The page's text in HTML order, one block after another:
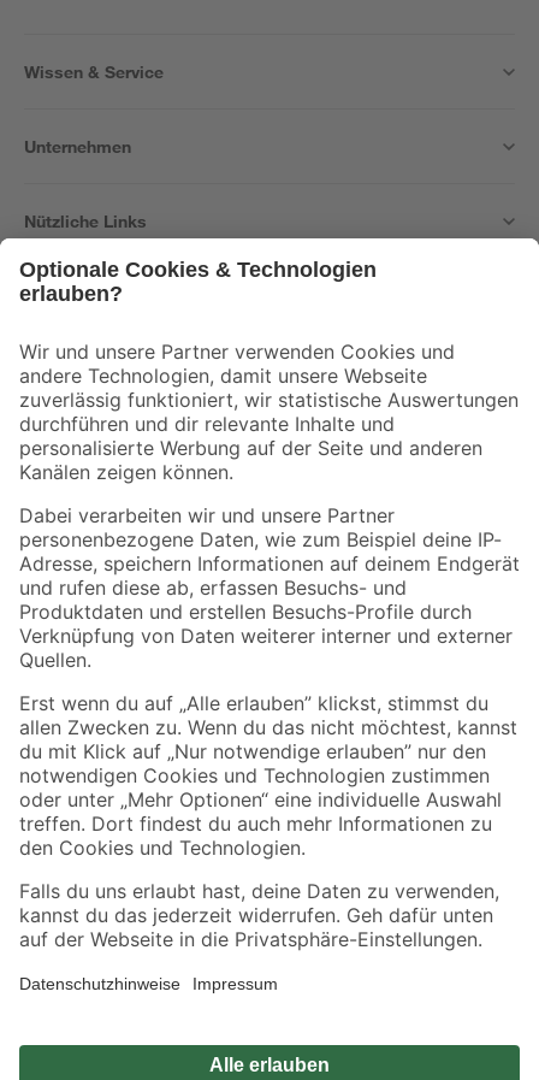
Wissen & Service
Unternehmen
Nützliche Links
Der toom Newsletter: Keine Angebote und Aktionen mehr verpassen!
Zur Newsletter Anmeldung
Folge uns
Zahlungsarten Versandarten
Sicher einkaufen
Jetzt die toom-App herunterladen
Alle Preisangaben in EUR inkl. gesetzl. MwSt.. Die dargestellten Angebote sind unter
Umständen nicht in allen Märkten verfügbar. Die angegebenen Verfügbarkeiten beziehen
Produkte nur solange der Vorrat reicht.
*Paketversand ab 59 € versandkostenfrei, gilt nicht für Artikel mit Speditionsversand, hier
Privatsphäre Impressum